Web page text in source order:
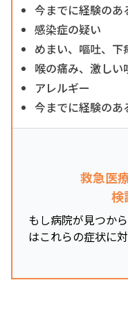
今までに経験のあ
感染症の疑い
めまい、嘔吐、下
喉の痛み、激しい
アレルギー
今までに経験のあ
救急医
検
もし病院が見つか
はこれらの症状に